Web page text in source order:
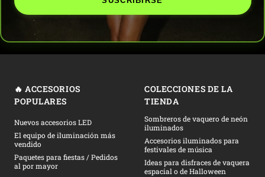
🔥 ACCESORIOS
POPULARES
Nuevos accesorios LED
El equipo de iluminación más
vendido
Paquetes para fiestas / Pedidos
al por mayor
COLECCIONES DE LA
TIENDA
Sombreros de vaquero de neón
iluminados
Accesorios iluminados para
festivales de música
Ideas para disfraces de vaquera
espacial o de Halloween